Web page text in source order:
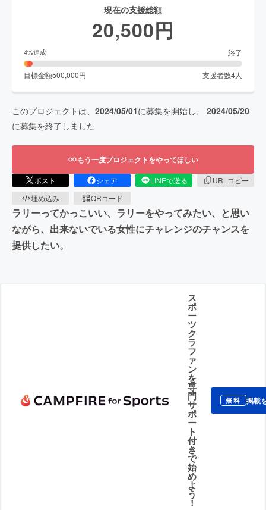
現在の支援総額
20,500円
4%達成 終了
目標金額500,000円 支援者数4人
このプロジェクトは、 2024/05/01に募集を開始し、 2024/05/20
に募集を終了しました
もう一度プロジェクトをやってほしい
ポスト シェア LINEで送る
URLコピー
埋め込み
QRコード
ラリーってかっこいい、ラリーをやってみたい、と思い
ながら、出来ないでいる女性にチャレンジのチャンスを
提供したい。
ス
ポ
ー
ツ
ク
ラ
フ
ァ
ン
を
専
門
サ
ポ
ー
ト
付
き
で
始
め
よ
う
！
無料 掲載